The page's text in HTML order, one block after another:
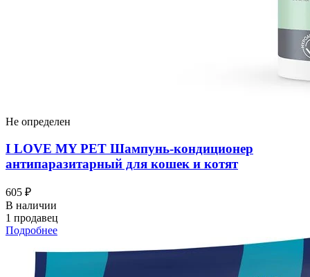
Не определен
I LOVЕ MY PET Шампунь-кондиционер
антипаразитарный для кошек и котят
605 ₽
В наличии
1 продавец
Подробнее